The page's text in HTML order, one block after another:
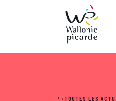
TOUTES LES